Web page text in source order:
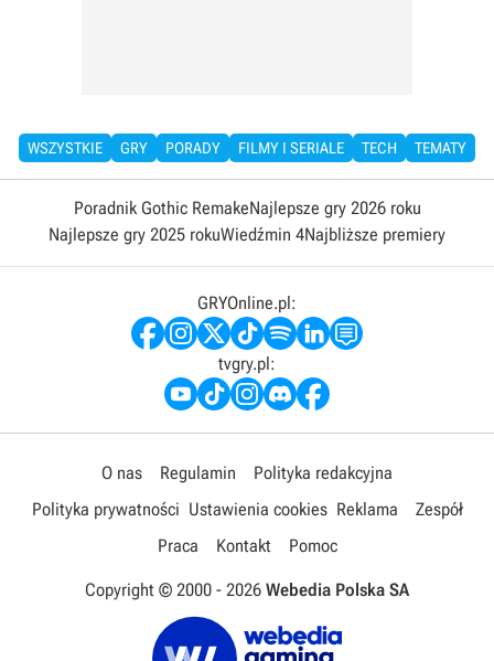
WSZYSTKIE GRY PORADY FILMY I SERIALE TECH TEMATY
Poradnik Gothic RemakeNajlepsze gry 2026 roku
Najlepsze gry 2025 rokuWiedźmin 4Najbliższe premiery
GRYOnline.pl:
tvgry.pl:
O nas Regulamin
Polityka redakcyjna
Polityka prywatności Ustawienia cookies Reklama
Zespół
Praca
Kontakt Pomoc
Copyright © 2000 - 2026 Webedia Polska SA